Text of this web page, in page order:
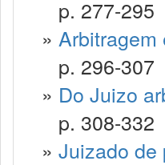
p. 277-295
»
p. 296-307
» Do Juizo
p. 308-332
» Juizado de